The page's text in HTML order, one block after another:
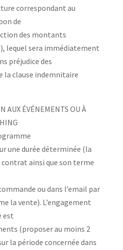
correspondant au
de
des montants
lequel sera immédiatement
préjudice des
la clause indemnitaire
AUX ÉVÉNEMENTS OU À
une durée déterminée (la
contrat ainsi que son terme
ou dans l’email par
la vente). L’engagement
est
(proposer au moins 2
la période concernée dans